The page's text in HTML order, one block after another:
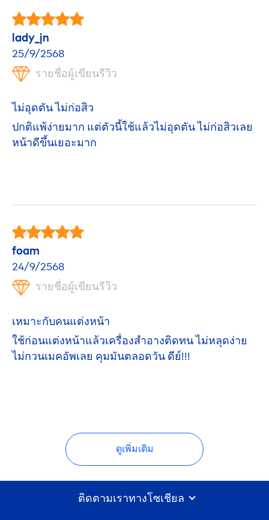
lady_jn
25/9/2568
รายชื่อผู้เขียนรีวิว
ไม่อุดตัน ไม่ก่อสิว
ปกติแพ้ง่ายมาก แต่ตัวนี้ใช้แล้วไม่อุดตัน ไม่ก่อสิวเลย
หน้าดีขึ้นเยอะมาก
foam
24/9/2568
รายชื่อผู้เขียนรีวิว
เหมาะกับคนแต่งหน้า
ใช้ก่อนแต่งหน้าแล้วเครื่องสำอางติดทน ไม่หลุดง่าย
ไม่กวนเมคอัพเลย คุมมันตลอดวัน ดีย์!!!
ดูเพิ่มเติม
ติดตามเราทางโซเชียล